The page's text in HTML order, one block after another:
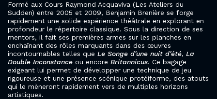
Formé aux Cours Raymond Acquaviva (Les Ateliers du
Sudden) entre 2005 et 2009, Benjamin Brenière se forge
rapidement une solide expérience théâtrale en explorant en
profondeur le répertoire classique. Sous la direction de ses
mentors, il fait ses premières armes sur les planches en
enchaînant des rôles marquants dans des œuvres
incontournables telles que Le Songe d'une nuit d'été, La
Double Inconstance ou encore Britannicus. Ce bagage
exigeant lui permet de développer une technique de jeu
rigoureuse et une présence scénique protéiforme, des atouts
qui le mèneront rapidement vers de multiples horizons
artistiques.